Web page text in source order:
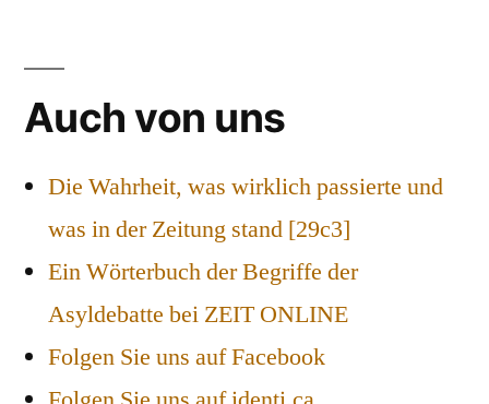
Auch von uns
Die Wahrheit, was wirklich passierte und
was in der Zeitung stand [29c3]
Ein Wörterbuch der Begriffe der
Asyldebatte bei ZEIT ONLINE
Folgen Sie uns auf Facebook